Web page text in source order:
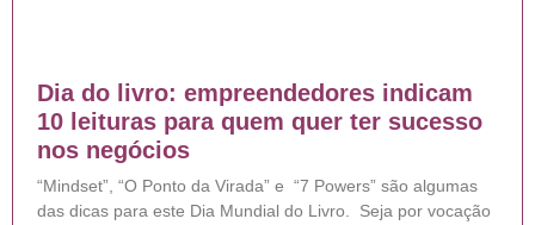
Dia do livro: empreendedores indicam
10 leituras para quem quer ter sucesso
nos negócios
“Mindset”, “O Ponto da Virada” e “7 Powers” são algumas
das dicas para este Dia Mundial do Livro. Seja por vocação